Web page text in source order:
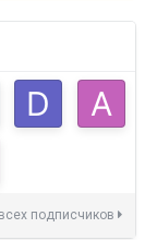
подписчиков